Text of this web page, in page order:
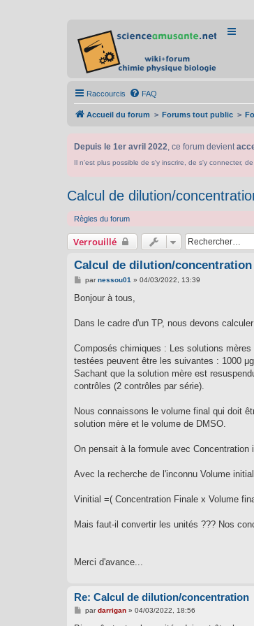
Raccourcis FAQ
Accueil du forum Forums tout public
Depuis le 1er avril 2022, ce forum devient
Il n'est plus possible de s'y inscrire, de s'y connecter,
Calcul de dilution/
Règles du forum
Verrouillé
Calcul de dilution/concentration
M
s
g
parnessou01 » 04/03/2022, 13:39
Bonjour à tous,
Dans le cadre d'un TP, nous devons
Composés chimiques : Les solutions
testées peuvent être les suivantes : 1000
Sachant que la solution mère est
contrôles (2 contrôles par série).
Nous connaissons le volume final qui doit
solution mère et le volume de DMSO.
On pensait à la formule avec
Avec la recherche de l'inconnu Volume
Vinitial =( Concentration Finale x Volume
Mais faut-il convertir les unités ??? Nos
Merci d'avance...
Re: Calcul de dilution/concentration
Mpardarrigan» 04/03/2022, 18:56